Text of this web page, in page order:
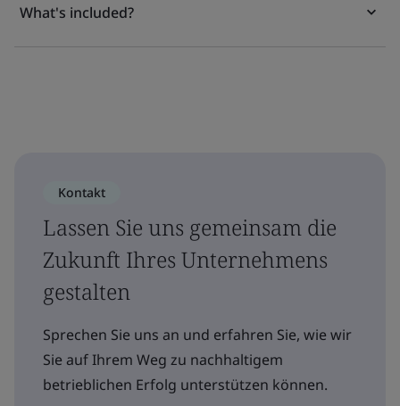
What's included?
Kontakt
Lassen Sie uns gemeinsam die
Zukunft Ihres Unternehmens
gestalten
Sprechen Sie uns an und erfahren Sie, wie wir
Sie auf Ihrem Weg zu nachhaltigem
betrieblichen Erfolg unterstützen können.